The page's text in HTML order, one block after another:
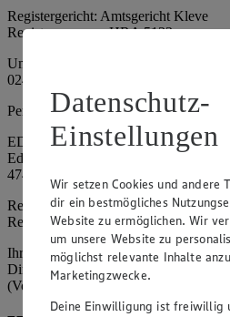
Registergericht: Amtsgericht Kleve
Registernummer: HRA 5133
Umsatzsteuer-Identifikationsnummer
024 695
Persönlich haftende Gesellschafterin:
EDEKA Nordwest Handelsstiftung e.
Edekaplatz 1
47445 Moers
Registergericht: Amtsgericht Kleve
Registernummer: HRA 5132
Ihrerseits vertreten durch: Frank
Dirk Neuhaus (Vorstandsvorsitzender),
(Vorstandsvorsitzender)
Datenschutz-
Einstellungen
Wir setzen Cookies und andere
dir ein bestmögliches
Website zu ermöglichen. Wir
um unsere Website zu
möglichst relevante Inhalte
Marketingzwecke.
Deine Einwilligung ist freiwillig